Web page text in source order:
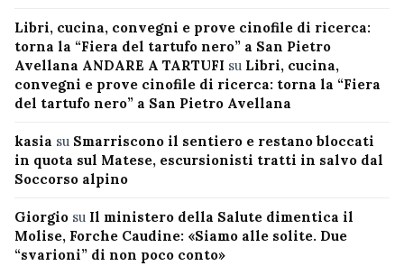
Libri, cucina, convegni e prove cinofile di ricerca:
torna la “Fiera del tartufo nero” a San Pietro
Avellana ANDARE A TARTUFI su Libri, cucina,
convegni e prove cinofile di ricerca: torna la “Fiera
del tartufo nero” a San Pietro Avellana
kasia su Smarriscono il sentiero e restano bloccati
in quota sul Matese, escursionisti tratti in salvo dal
Soccorso alpino
Giorgio su Il ministero della Salute dimentica il
Molise, Forche Caudine: «Siamo alle solite. Due
“svarioni” di non poco conto»